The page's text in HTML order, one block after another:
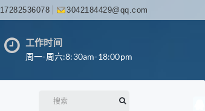
17282536078 3042184429@qq.com
工作时间
周一-周六:8:30am-18:00pm